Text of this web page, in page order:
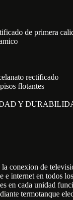
de primera
rectificado
flotantes
Y
conexion de
internet en todos
en cada unidad
termotanque